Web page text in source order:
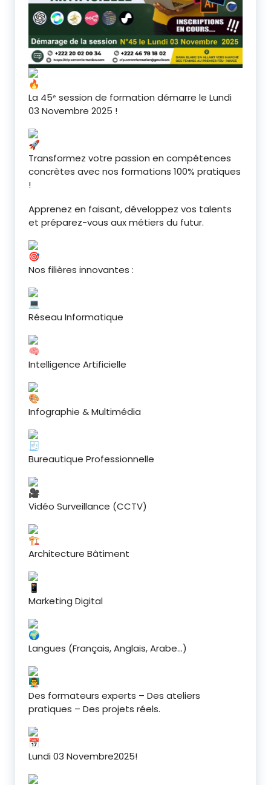
La 45ᵉ session de formation démarre le Lundi
03 Novembre 2025 !
Transformez votre passion en compétences
concrètes avec nos formations 100% pratiques
!
Apprenez en faisant, développez vos talents
et préparez-vous aux métiers du futur.
Nos filières innovantes :
Réseau Informatique
Intelligence Artificielle
Infographie & Multimédia
Bureautique Professionnelle
Vidéo Surveillance (CCTV)
Architecture Bâtiment
Marketing Digital
Langues (Français, Anglais, Arabe…)
Des formateurs experts – Des ateliers
pratiques – Des projets réels.
Lundi 03 Novembre2025!